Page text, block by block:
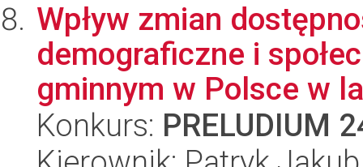
Wpływ zmian
demograficzne i
gminnym w Polsce w
Konkurs: PRELUDIUM